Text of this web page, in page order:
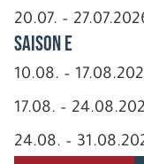
20.07. –
Saison E
10.08. –
17.08. –
24.08. –